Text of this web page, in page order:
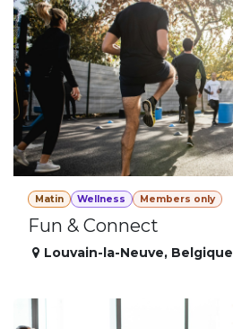
Matin Wellness Members only
Fun & Connect
Louvain-la-Neuve, Belgique